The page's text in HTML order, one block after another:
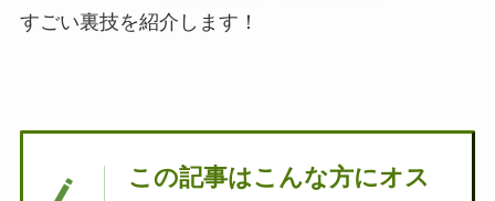
すごい裏技を紹介します！
この記事はこんな方にオス